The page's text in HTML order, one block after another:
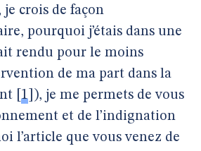
crois de façon
pourquoi j’étais dans une
rendu pour le moins
de ma part dans la
1 ), je me permets de vous
et de l’indignation
l’article que vous venez de